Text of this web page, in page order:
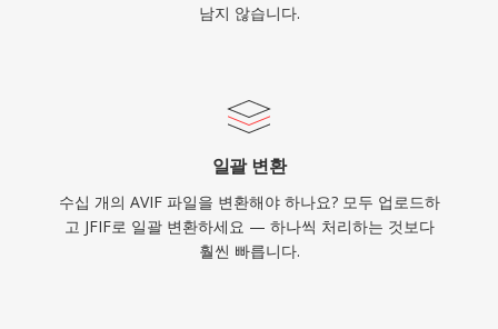
남지 않습니다.
일괄 변환
수십 개의 AVIF 파일을 변환해야 하나요? 모두 업로드하
고 JFIF로 일괄 변환하세요 — 하나씩 처리하는 것보다
훨씬 빠릅니다.